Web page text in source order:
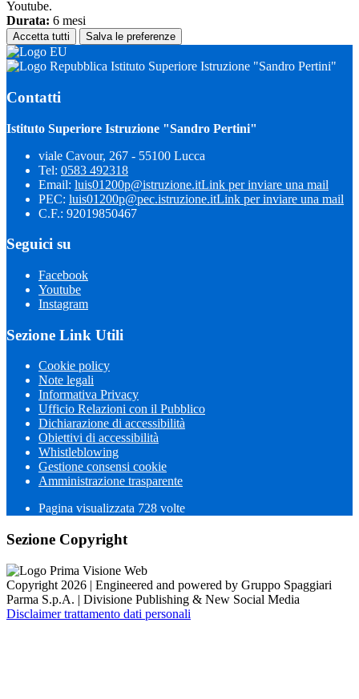
Youtube.
Durata: 6 mesi
Accetta tutti Salva le preferenze
Istituto Superiore Istruzione "Sandro Pertini"
Contatti
Istituto Superiore Istruzione "Sandro Pertini"
viale Cavour, 267 - 55100 Lucca
Tel: 0583 492318
Email: luis01200p@istruzione.itLink per inviare una mail
PEC: luis01200p@pec.istruzione.itLink per inviare una mail
C.F.: 92019850467
Seguici su
Facebook
Youtube
Instagram
Sezione Link Utili
Cookie policy
Note legali
Informativa Privacy
Ufficio Relazioni con il Pubblico
Dichiarazione di accessibilità
Obiettivi di accessibilità
Whistleblowing
Gestione consensi cookie
Amministrazione trasparente
Pagina visualizzata 728 volte
Sezione Copyright
Copyright 2026 | Engineered and powered by Gruppo Spaggiari
Parma S.p.A. | Divisione Publishing & New Social Media
Disclaimer trattamento dati personali